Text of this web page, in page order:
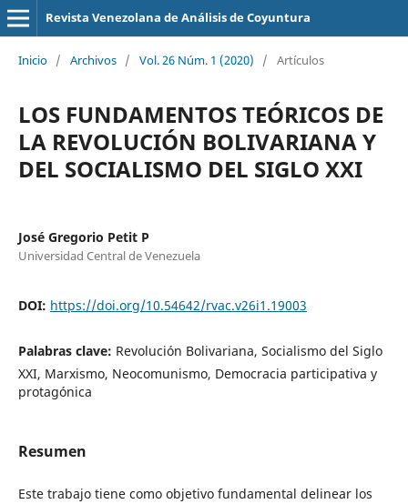
Revista Venezolana de Análisis de Coyuntura
Inicio / Archivos / Vol. 26 Núm. 1 (2020) / Artículos
LOS FUNDAMENTOS TEÓRICOS DE
LA REVOLUCIÓN BOLIVARIANA Y
DEL SOCIALISMO DEL SIGLO XXI
José Gregorio Petit P
Universidad Central de Venezuela
DOI: https://doi.org/10.54642/rvac.v26i1.19003
Palabras clave: Revolución Bolivariana, Socialismo del Siglo
XXI, Marxismo, Neocomunismo, Democracia participativa y
protagónica
Resumen
Este trabajo tiene como objetivo fundamental delinear los